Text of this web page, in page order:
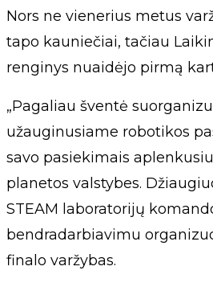
Nors ne vienerius metus
tapo kauniečiai, tačiau
renginys nuaidėjo pirmą
„Pagaliau šventė
užauginusiame robotikos
savo pasiekimais
planetos valstybes.
STEAM laboratorijų
bendradarbiavimu
finalo varžybas.